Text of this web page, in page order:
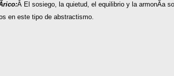
Â El sosiego, la quietud, el equilibrio y la armonÃ­a
en este tipo de abstractismo.